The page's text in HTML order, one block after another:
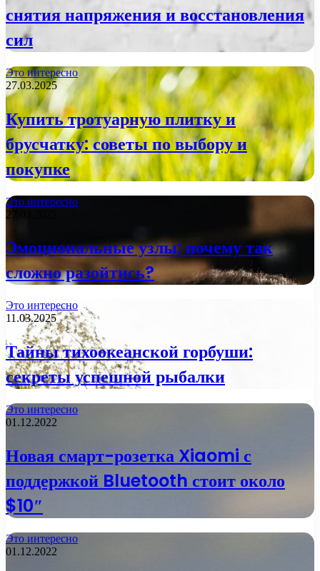
снятия напряжения и восстановления
сил
Это интересно
27.03.2025
Купить тротуарную плитку и
брусчатку: советы по выбору и
покупке
Это интересно
27.03.2025
Эмоциональные узлы: почему так
сложно разойтись?
Это интересно
11.03.2025
Тайны тихоокеанской горбуши:
секреты успешной рыбалки
Это интересно
01.12.2022
Новая смарт-розетка Xiaomi с
поддержкой Bluetooth стоит около
$10″
Это интересно
01.12.2022